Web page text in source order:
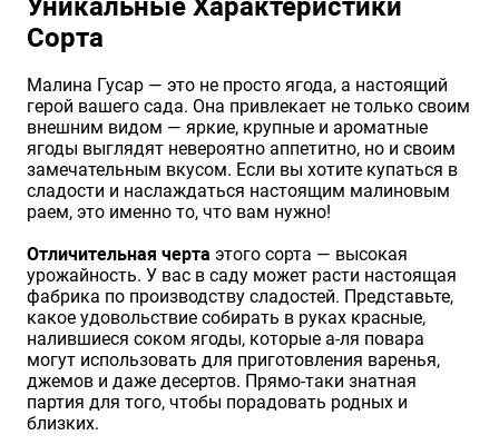
Уникальные Характеристики
Сорта
Малина Гусар — это не просто ягода, а настоящий
герой вашего сада. Она привлекает не только своим
внешним видом — яркие, крупные и ароматные
ягоды выглядят невероятно аппетитно, но и своим
замечательным вкусом. Если вы хотите купаться в
сладости и наслаждаться настоящим малиновым
раем, это именно то, что вам нужно!
Отличительная черта этого сорта — высокая
урожайность. У вас в саду может расти настоящая
фабрика по производству сладостей. Представьте,
какое удовольствие собирать в руках красные,
налившиеся соком ягоды, которые а-ля повара
могут использовать для приготовления варенья,
джемов и даже десертов. Прямо-таки знатная
партия для того, чтобы порадовать родных и
близких.